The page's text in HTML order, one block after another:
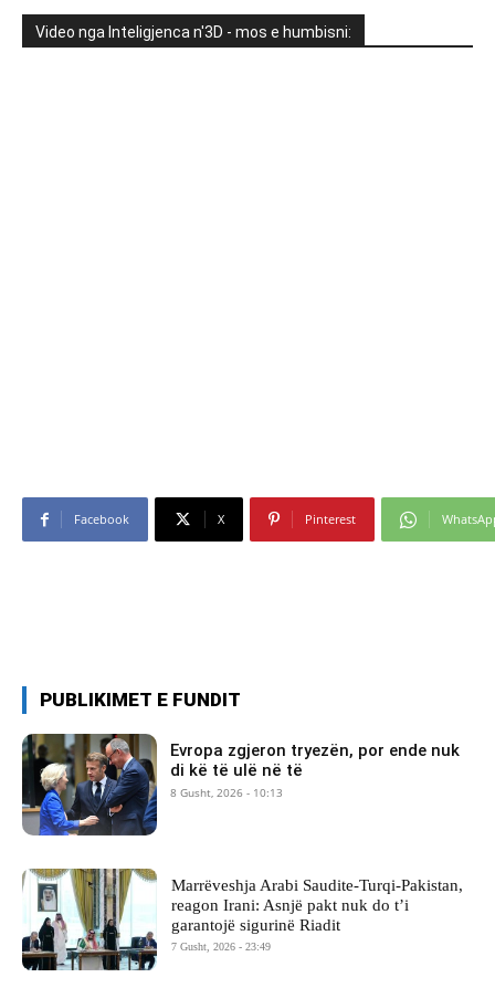
Video nga Inteligjenca n'3D - mos e humbisni:
Facebook X Pinterest
PUBLIKIMET E FUNDIT
Evropa zgjeron tryezën, por ende nuk
di kë të ulë në të
8 Gusht, 2026 - 10:13
Marrëveshja Arabi Saudite-Turqi-Pakistan,
reagon Irani: Asnjë pakt nuk do t’i
garantojë sigurinë Riadit
7 Gusht, 2026 - 23:49